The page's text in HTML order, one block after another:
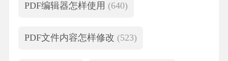
PDF编辑器怎样使用 (640)
PDF文件内容怎样修改 (523)